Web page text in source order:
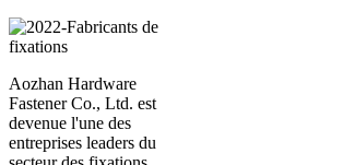
Aozhan Hardware
Fastener Co., Ltd. est
devenue l'une des
entreprises leaders du